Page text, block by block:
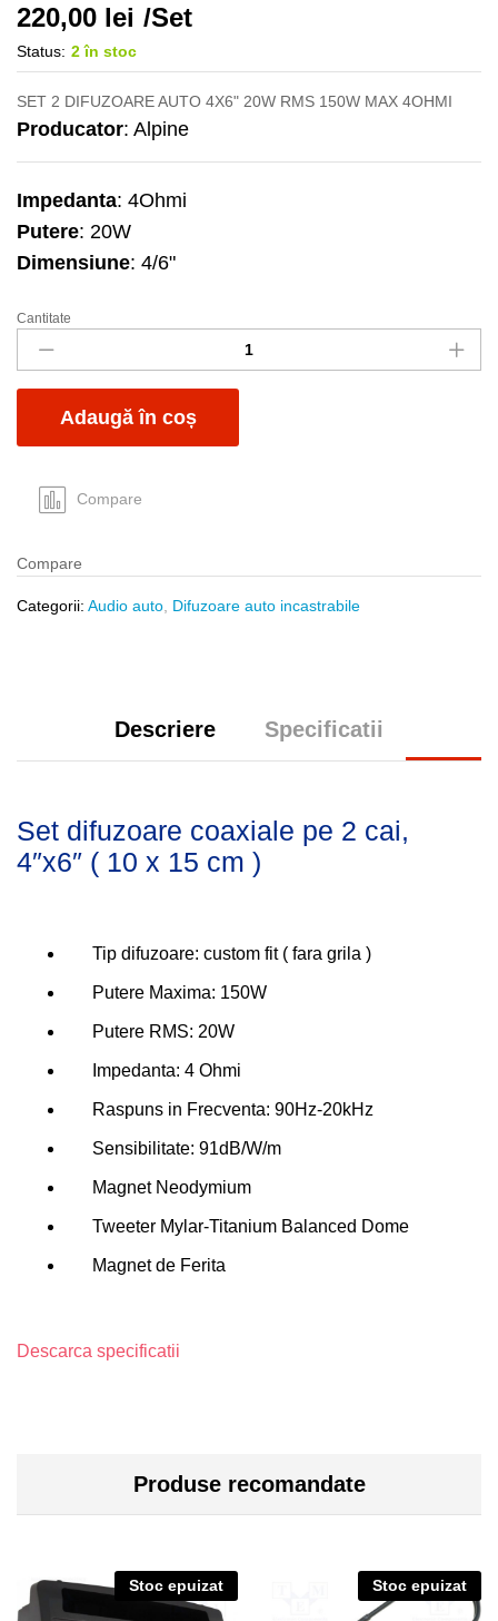
220,00 lei /Set
Status: 2 în stoc
SET 2 DIFUZOARE AUTO 4X6" 20W RMS 150W MAX 4OHMI
Producator: Alpine
Impedanta: 4Ohmi
Putere: 20W
Dimensiune: 4/6"
Dif
Alpine
SXE-
4625S
quantity
Cantitate
Adaugă în coș
Compare
Compare
Categorii: Audio auto Difuzoare auto incastrabile
Descriere Specificatii
Set difuzoare coaxiale pe 2 cai,
4″x6″ ( 10 x 15 cm )
Tip difuzoare: custom fit ( fara grila )
Putere Maxima: 150W
Putere RMS: 20W
Impedanta: 4 Ohmi
Raspuns in Frecventa: 90Hz-20kHz
Sensibilitate: 91dB/W/m
Magnet Neodymium
Tweeter Mylar-Titanium Balanced Dome
Magnet de Ferita
Descarca specificatii
Produse recomandate
Stoc epuizat Stoc epuizat